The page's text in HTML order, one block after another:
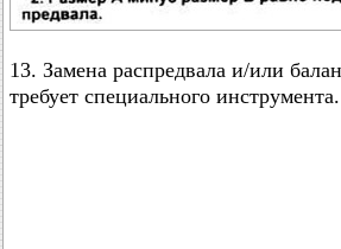
13. Замена распредвала и/или
требует специального инструмента.